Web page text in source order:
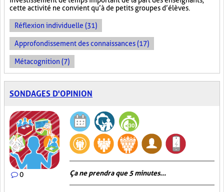
cette activité ne convient qu’à de petits groupes d’élèves.
Réflexion individuelle (31)
Approfondissement des connaissances (17)
Métacognition (7)
SONDAGES D'OPINION
0 Ça ne prendra que 5 minutes...